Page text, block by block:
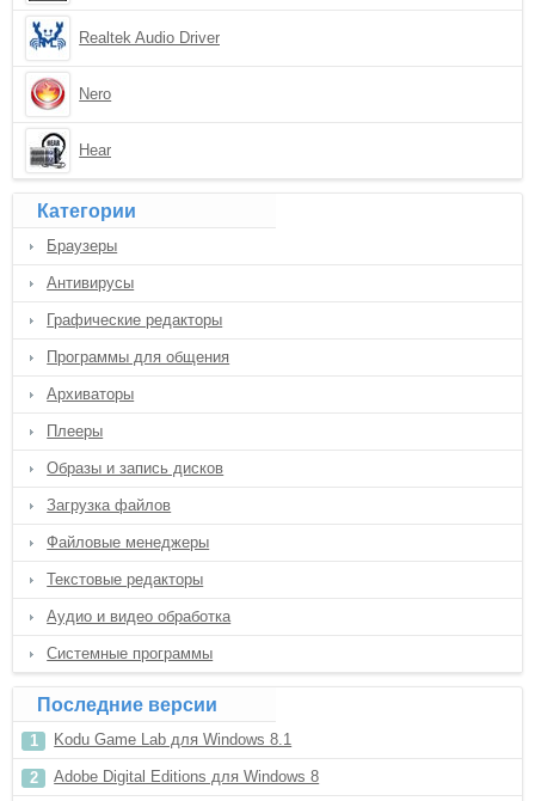
Realtek Audio Driver
Nero
Hear
Категории
Браузеры
Антивирусы
Графические редакторы
Программы для общения
Архиваторы
Плееры
Образы и запись дисков
Загрузка файлов
Файловые менеджеры
Текстовые редакторы
Аудио и видео обработка
Системные программы
Последние версии
Kodu Game Lab для Windows 8.1
Adobe Digital Editions для Windows 8